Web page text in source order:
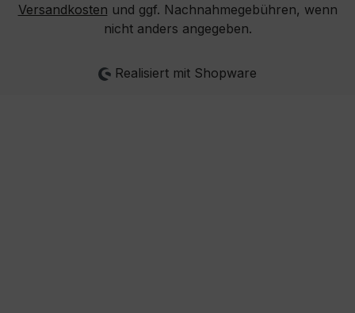
Versandkosten und ggf. Nachnahmegebühren, wenn
nicht anders angegeben.
Realisiert mit Shopware